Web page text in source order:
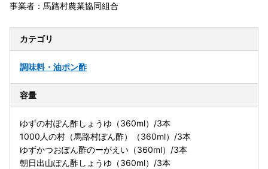
事業者：馬路村農業協同組合
カテゴリ
調味料・油ポン酢
容量
ゆずの村ぽん酢しょうゆ（360ml）/3本
1000人の村（馬路村ぽん酢）（360ml）/3本
ゆずかつおぽん酢のーがえい（360ml）/3本
朝日出山ぽん酢しょうゆ（360ml）/3本